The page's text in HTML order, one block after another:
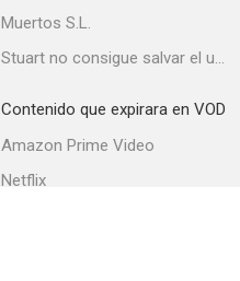
Muertos S.L.
Stuart no consigue salvar el universo
Contenido que expirara en VOD
Amazon Prime Video
Netflix